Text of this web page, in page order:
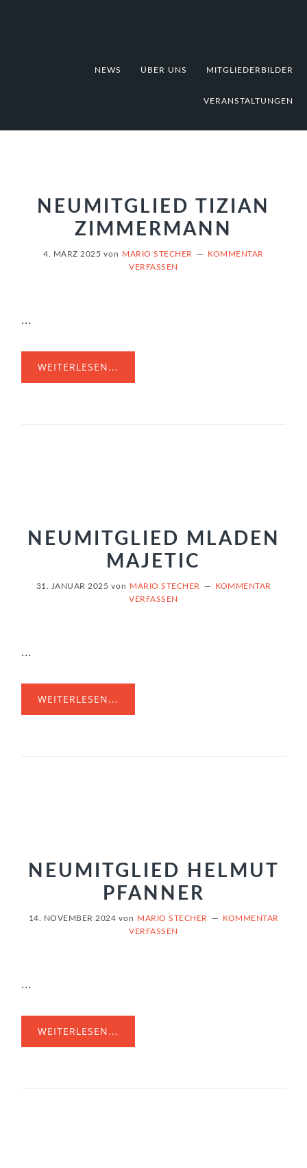
NEWS ÜBER UNS MITGLIEDERBILDER
VERANSTALTUNGEN
NEUMITGLIED TIZIAN
ZIMMERMANN
4. MÄRZ 2025 von MARIO STECHER
KOMMENTAR
VERFASSEN
...
WEITERLESEN...
NEUMITGLIED MLADEN
MAJETIC
31. JANUAR 2025 von MARIO STECHER
KOMMENTAR
VERFASSEN
...
WEITERLESEN...
NEUMITGLIED HELMUT
PFANNER
14. NOVEMBER 2024 von MARIO STECHER
KOMMENTAR
VERFASSEN
...
WEITERLESEN...